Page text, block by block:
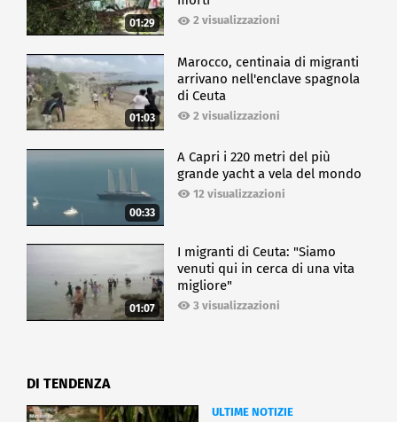
01:29 2 visualizzazioni
01:03
Marocco, centinaia di migranti
arrivano nell'enclave spagnola
di Ceuta
2 visualizzazioni
00:33
A Capri i 220 metri del più
grande yacht a vela del mondo
12 visualizzazioni
01:07
I migranti di Ceuta: "Siamo
venuti qui in cerca di una vita
migliore"
3 visualizzazioni
DI TENDENZA
ULTIME NOTIZIE